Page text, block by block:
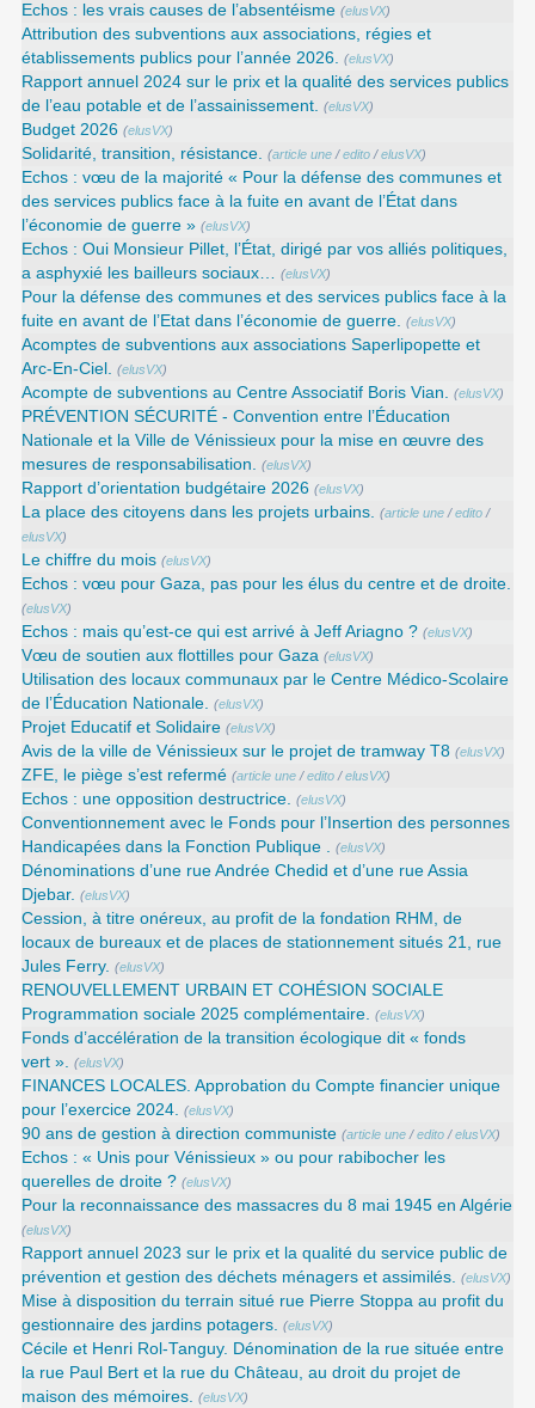
Echos : les vrais causes de l’absentéisme (elusVX)
Attribution des subventions aux associations, régies et
établissements publics pour l’année 2026. (elusVX)
Rapport annuel 2024 sur le prix et la qualité des services publics
de l’eau potable et de l’assainissement. (elusVX)
Budget 2026 (elusVX)
Solidarité, transition, résistance. (article une /edito /elusVX)
Echos : vœu de la majorité « Pour la défense des communes et
des services publics face à la fuite en avant de l’État dans
l’économie de guerre » (elusVX)
Echos : Oui Monsieur Pillet, l’État, dirigé par vos alliés politiques,
a asphyxié les bailleurs sociaux… (elusVX)
Pour la défense des communes et des services publics face à la
fuite en avant de l’Etat dans l’économie de guerre. (elusVX)
Acomptes de subventions aux associations Saperlipopette et
Arc-En-Ciel. (elusVX)
Acompte de subventions au Centre Associatif Boris Vian. (elusVX)
PRÉVENTION SÉCURITÉ - Convention entre l’Éducation
Nationale et la Ville de Vénissieux pour la mise en œuvre des
mesures de responsabilisation. (elusVX)
Rapport d’orientation budgétaire 2026 (elusVX)
La place des citoyens dans les projets urbains. (article une /edito /
elusVX)
Le chiffre du mois (elusVX)
Echos : vœu pour Gaza, pas pour les élus du centre et de droite.
(elusVX)
Echos : mais qu’est-ce qui est arrivé à Jeff Ariagno ? (elusVX)
Vœu de soutien aux flottilles pour Gaza (elusVX)
Utilisation des locaux communaux par le Centre Médico-Scolaire
de l’Éducation Nationale. (elusVX)
Projet Educatif et Solidaire (elusVX)
Avis de la ville de Vénissieux sur le projet de tramway T8 (elusVX)
ZFE, le piège s’est refermé (article une /edito /elusVX)
Echos : une opposition destructrice. (elusVX)
Conventionnement avec le Fonds pour l’Insertion des personnes
Handicapées dans la Fonction Publique . (elusVX)
Dénominations d’une rue Andrée Chedid et d’une rue Assia
Djebar. (elusVX)
Cession, à titre onéreux, au profit de la fondation RHM, de
locaux de bureaux et de places de stationnement situés 21, rue
Jules Ferry. (elusVX)
RENOUVELLEMENT URBAIN ET COHÉSION SOCIALE
Programmation sociale 2025 complémentaire. (elusVX)
Fonds d’accélération de la transition écologique dit « fonds
vert ». (elusVX)
FINANCES LOCALES. Approbation du Compte financier unique
pour l’exercice 2024. (elusVX)
90 ans de gestion à direction communiste (article une /edito /elusVX)
Echos : « Unis pour Vénissieux » ou pour rabibocher les
querelles de droite ? (elusVX)
Pour la reconnaissance des massacres du 8 mai 1945 en Algérie
(elusVX)
Rapport annuel 2023 sur le prix et la qualité du service public de
prévention et gestion des déchets ménagers et assimilés. (elusVX)
Mise à disposition du terrain situé rue Pierre Stoppa au profit du
gestionnaire des jardins potagers. (elusVX)
Cécile et Henri Rol-Tanguy. Dénomination de la rue située entre
la rue Paul Bert et la rue du Château, au droit du projet de
maison des mémoires. (elusVX)